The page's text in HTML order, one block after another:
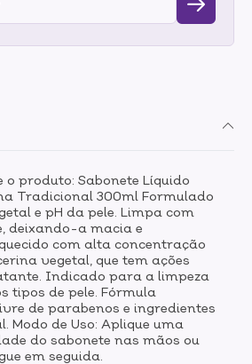
o produto: Sabonete Líquido
Tradicional 300ml Formulado
e pH da pele. Limpa com
deixando-a macia e
com alta concentração
vegetal, que tem ações
Indicado para a limpeza
tipos de pele. Fórmula
de parabenos e ingredientes
Modo de Uso: Aplique uma
do sabonete nas mãos ou
em seguida.